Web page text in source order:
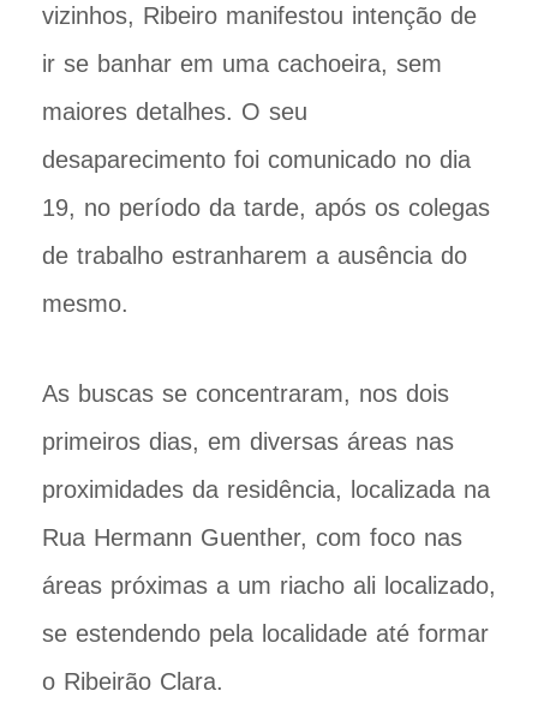
vizinhos, Ribeiro manifestou intenção de
ir se banhar em uma cachoeira, sem
maiores detalhes. O seu
desaparecimento foi comunicado no dia
19, no período da tarde, após os colegas
de trabalho estranharem a ausência do
mesmo.
As buscas se concentraram, nos dois
primeiros dias, em diversas áreas nas
proximidades da residência, localizada na
Rua Hermann Guenther, com foco nas
áreas próximas a um riacho ali localizado,
se estendendo pela localidade até formar
o Ribeirão Clara.